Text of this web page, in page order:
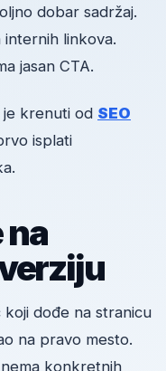
dobar sadržaj.
internih linkova.
jasan CTA.
krenuti od SEO
isplati
na
koji dođe na stranicu
na pravo mesto.
konkretnih